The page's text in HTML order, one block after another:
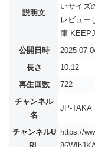
説明文
いサイズ
レビュー
庫
公開日時
2025-07-
長さ
10:12
再生回数
722
チャンネル
名
JP-TAKA
チャンネルU
https://